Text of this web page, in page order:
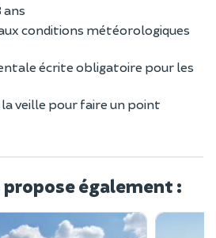
ans
conditions météorologiques
écrite obligatoire pour les
veille pour faire un point
propose également :